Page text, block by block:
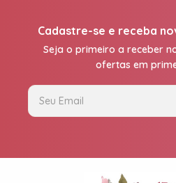
Cadastre-se e receba
Seja o primeiro a receber
ofertas em